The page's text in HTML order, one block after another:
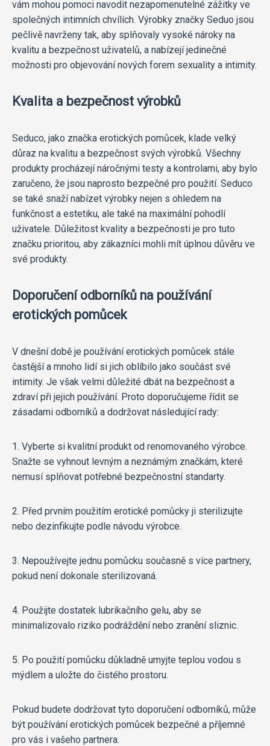
vám mohou pomoci navodit nezapomenutelné zážitky ve
společných intimních chvílích. Výrobky značky Seduo jsou
pečlivě navrženy tak, aby splňovaly vysoké nároky na
kvalitu a bezpečnost uživatelů, a nabízejí jedinečné
možnosti pro objevování nových forem sexuality a intimity.
Kvalita a bezpečnost výrobků
Seduco, jako značka erotických pomůcek, klade velký
důraz na kvalitu a bezpečnost svých výrobků. Všechny
produkty procházejí náročnými testy a kontrolami, aby bylo
zaručeno, že jsou naprosto bezpečné pro použití. Seduco
se také snaží nabízet výrobky nejen s ohledem na
funkčnost a estetiku, ale také na maximální pohodlí
uživatele. Důležitost kvality a bezpečnosti je pro tuto
značku prioritou, aby zákazníci mohli mít úplnou důvěru ve
své produkty.
Doporučení odborníků na používání
erotických pomůcek
V dnešní době je používání erotických pomůcek stále
častější a mnoho lidí si jich oblíbilo jako součást své
intimity. Je však velmi důležité dbát na bezpečnost a
zdraví při jejich používání. Proto doporučujeme řídit se
zásadami odborníků a dodržovat následující rady:
1. Vyberte si kvalitní produkt od renomovaného výrobce.
Snažte se vyhnout levným a neznámým značkám, které
nemusí splňovat potřebné bezpečnostní standarty.
2. Před prvním použitím erotické pomůcky ji sterilizujte
nebo dezinfikujte podle návodu výrobce.
3. Nepoužívejte jednu pomůcku současně s více partnery,
pokud není dokonale sterilizovaná.
4. Použijte dostatek lubrikačního gelu, aby se
minimalizovalo riziko podráždění nebo zranění sliznic.
5. Po použití pomůcku důkladně umyjte teplou vodou s
mýdlem a uložte do čistého prostoru.
Pokud budete dodržovat tyto doporučení odborníků, může
být používání erotických pomůcek bezpečné a příjemné
pro vás i vašeho partnera.